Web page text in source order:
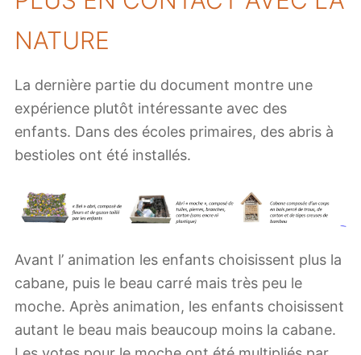
NATURE
La dernière partie du document montre une
expérience plutôt intéressante avec des
enfants. Dans des écoles primaires, des abris à
bestioles ont été installés.
Avant l’ animation les enfants choisissent plus la
cabane, puis le beau carré mais très peu le
moche. Après animation, les enfants choisissent
autant le beau mais beaucoup moins la cabane.